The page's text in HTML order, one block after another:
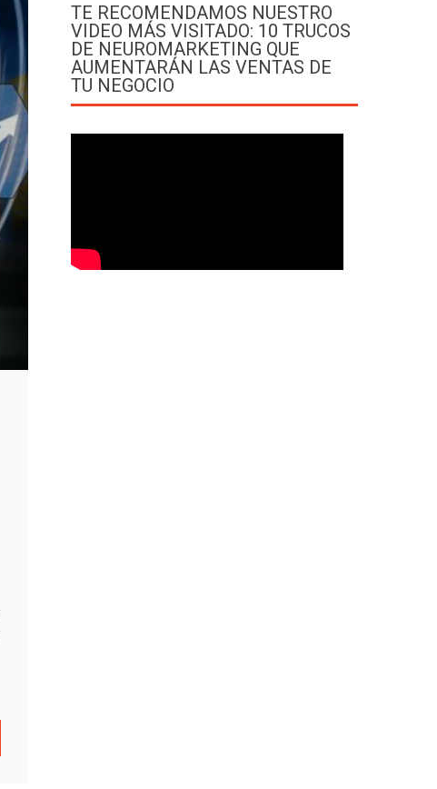
TE RECOMENDAMOS NUESTRO
VIDEO MÁS VISITADO: 10 TRUCOS
DE NEUROMARKETING QUE
AUMENTARÁN LAS VENTAS DE
TU NEGOCIO